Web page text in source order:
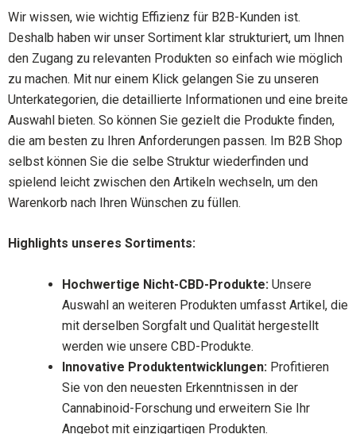
Wir wissen, wie wichtig Effizienz für B2B-Kunden ist.
Deshalb haben wir unser Sortiment klar strukturiert, um Ihnen
den Zugang zu relevanten Produkten so einfach wie möglich
zu machen. Mit nur einem Klick gelangen Sie zu unseren
Unterkategorien, die detaillierte Informationen und eine breite
Auswahl bieten. So können Sie gezielt die Produkte finden,
die am besten zu Ihren Anforderungen passen. Im B2B Shop
selbst können Sie die selbe Struktur wiederfinden und
spielend leicht zwischen den Artikeln wechseln, um den
Warenkorb nach Ihren Wünschen zu füllen.
Highlights unseres Sortiments:
Hochwertige Nicht-CBD-Produkte: Unsere
Auswahl an weiteren Produkten umfasst Artikel, die
mit derselben Sorgfalt und Qualität hergestellt
werden wie unsere CBD-Produkte.
Innovative Produktentwicklungen: Profitieren
Sie von den neuesten Erkenntnissen in der
Cannabinoid-Forschung und erweitern Sie Ihr
Angebot mit einzigartigen Produkten.